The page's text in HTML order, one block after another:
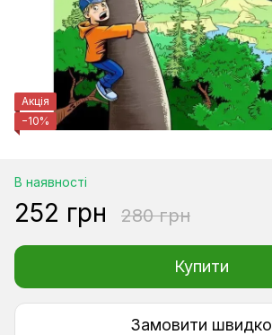
Акція
−10%
В наявності
252 грн 280 грн
Купити
Замовити швидко